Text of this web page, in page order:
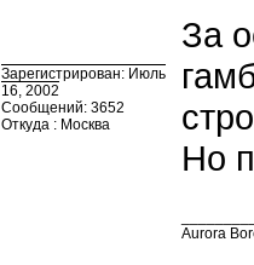
Зарегистрирован: Июль
16, 2002
Сообщений: 3652
Откуда : Москва
За
Но
Aurora